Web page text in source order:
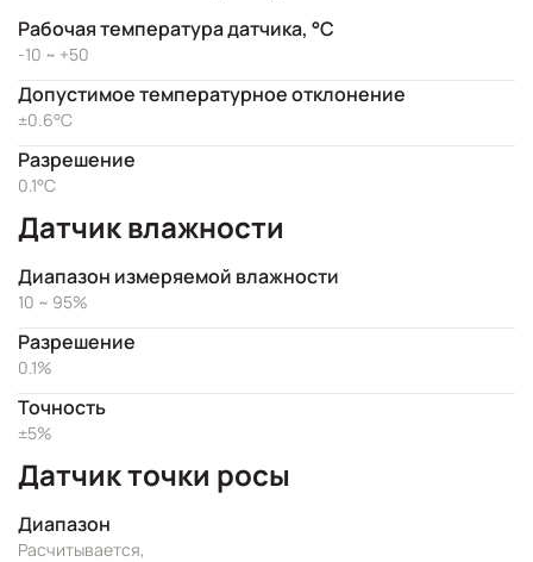
Рабочая температура датчика, °C
-10 ~ +50
Допустимое температурное отклонение
±0.6°C
Разрешение
0.1°C
Датчик влажности
Диапазон измеряемой влажности
10 ~ 95%
Разрешение
0.1%
Точность
±5%
Датчик точки росы
Диапазон
Расчитывается,